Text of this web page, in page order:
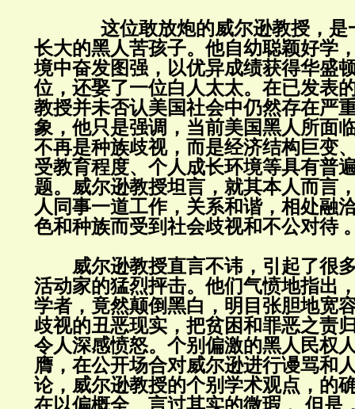
这位敢放炮的威尔逊教授，是
长大的黑人苦孩子。他自幼聪颖好学
境中奋发图强，以优异成绩获得华盛
位，还娶了一位白人太太。在已发表
教授并未否认美国社会中仍然存在严
象，他只是强调，当前美国黑人所面
不再是种族歧视，而是经济结构巨变
受教育程度、个人成长环境等具有普
题。威尔逊教授坦言，就其本人而言
人同事一道工作，关系和谐，相处融
色和种族而受到社会歧视和不公对待
威尔逊教授直言不讳，引起了很
活动家的猛烈抨击。他们气愤地指出
学者，竟然颠倒黑白，明目张胆地宽
歧视的丑恶现实，把贫困和罪恶之责
令人深感愤怒。个别偏激的黑人民权
膺，在公开场合对威尔逊进行谩骂和
论，威尔逊教授的个别学术观点，的